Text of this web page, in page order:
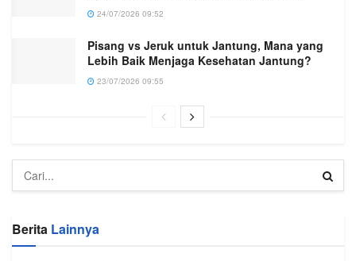
24/07/2026 09:52
Pisang vs Jeruk untuk Jantung, Mana yang
Lebih Baik Menjaga Kesehatan Jantung?
23/07/2026 09:55
Berita Lainnya